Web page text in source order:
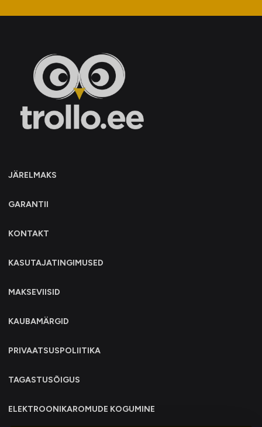
JÄRELMAKS
GARANTII
KONTAKT
KASUTAJATINGIMUSED
MAKSEVIISID
KAUBAMÄRGID
PRIVAATSUSPOLIITIKA
TAGASTUSÕIGUS
ELEKTROONIKAROMUDE KOGUMINE